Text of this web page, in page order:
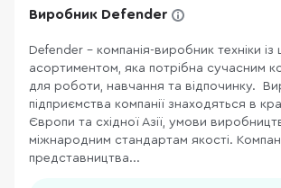
Виробник Defender
Defender – компанія-виробник техніки
асортиментом, яка потрібна сучасним
для роботи, навчання та відпочинку.
підприємства компанії знаходяться в
Європи та східної Азії, умови
міжнародним стандартам якості.
представництва...